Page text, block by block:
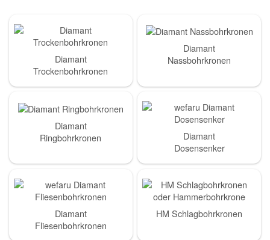
Diamant
Trockenbohrkronen
Diamant
Nassbohrkronen
Diamant
Ringbohrkronen
Diamant
Dosensenker
Diamant
Fliesenbohrkronen
HM Schlagbohrkronen